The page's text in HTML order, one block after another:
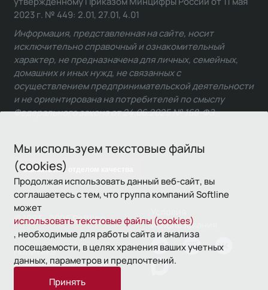
Мы используем текстовые файлы
(cookies)
Продолжая использовать данный веб-сайт, вы
соглашаетесь с тем, что группа компаний Softline
может
использовать текстовые файлы (cookies)
, необходимые для работы сайта и анализа
посещаемости, в целях хранения ваших учетных
данных, параметров и предпочтений.
Принять
Связаться с отделом качества
2023 г. № 449: 2.01, 27.01, 4.01
Информация, представленная на сайте, носит
исключительно справочный и ознакомительный
характер, не предназначена для личных, семейных,
домашних и иных нужд, не связанных с
осуществлением предпринимательской деятельности
и не ориентирована на потребителей по смыслу
Федерального закона от 24.06.2025 № 168-ФЗ.
© 1993—2026 Softline
использования
Политика
конфиденциальности